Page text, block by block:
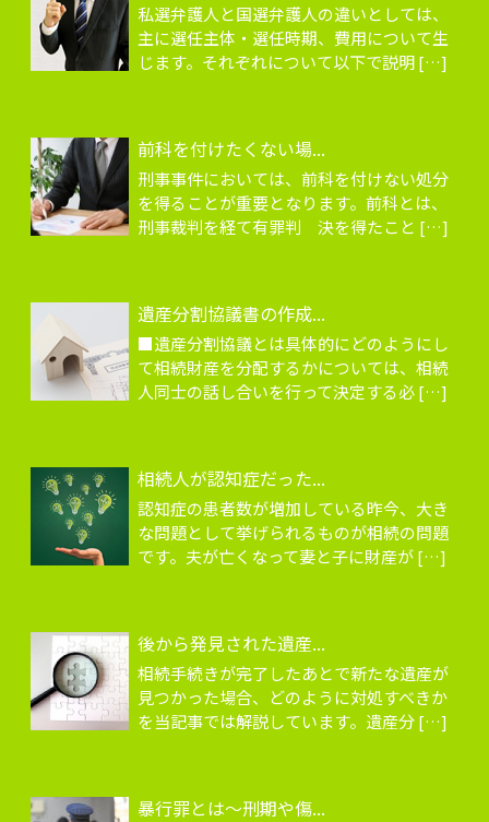
私選弁護人と国選弁護人の違いとしては、
主に選任主体・選任時期、費用について生
じます。それぞれについて以下で説明 […]
前科を付けたくない場...
刑事事件においては、前科を付けない処分
を得ることが重要となります。前科とは、
刑事裁判を経て有罪判 決を得たこと […]
遺産分割協議書の作成...
■遺産分割協議とは具体的にどのようにし
て相続財産を分配するかについては、相続
人同士の話し合いを行って決定する必 […]
相続人が認知症だった...
認知症の患者数が増加している昨今、大き
な問題として挙げられるものが相続の問題
です。夫が亡くなって妻と子に財産が […]
後から発見された遺産...
相続手続きが完了したあとで新たな遺産が
見つかった場合、どのように対処すべきか
を当記事では解説しています。遺産分 […]
暴行罪とは～刑期や傷...